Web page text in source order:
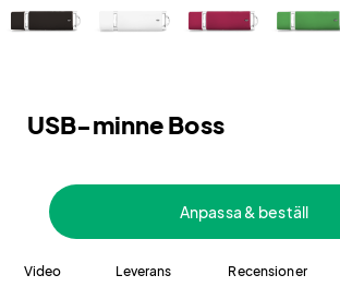
USB-minne Boss
Anpassa & beställ
Video Leverans Recensioner